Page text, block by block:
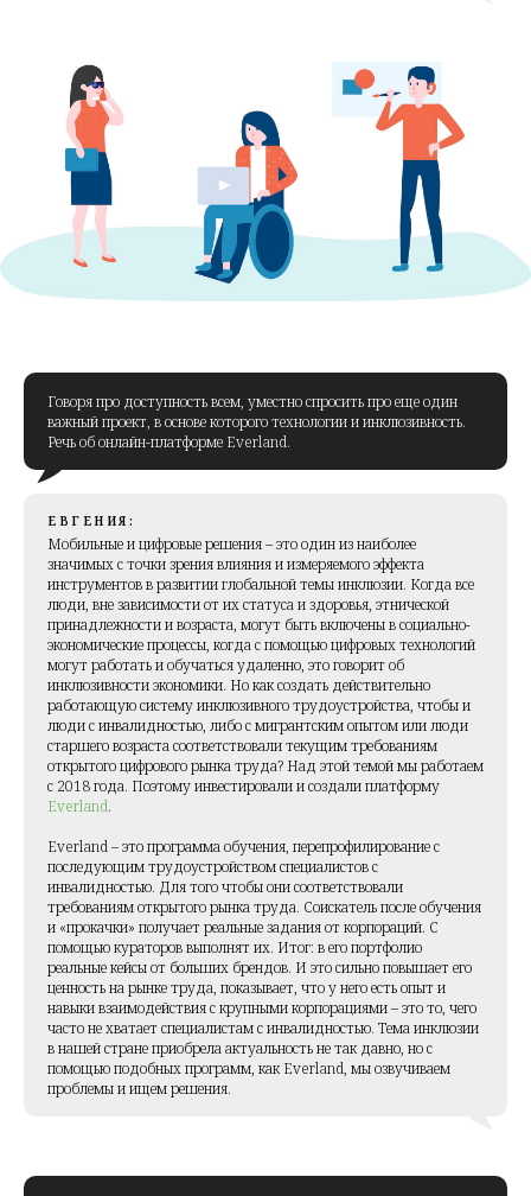
Говоря про доступность всем, уместно спросить про еще один
важный проект, в основе которого технологии и инклюзивность.
Речь об онлайн-платформе Everland.
ЕВГЕНИЯ:
Мобильные и цифровые решения – это один из наиболее
значимых с точки зрения влияния и измеряемого эффекта
инструментов в развитии глобальной темы инклюзии. Когда все
люди, вне зависимости от их статуса и здоровья, этнической
принадлежности и возраста, могут быть включены в социально-
экономические процессы, когда с помощью цифровых технологий
могут работать и обучаться удаленно, это говорит об
инклюзивности экономики. Но как создать действительно
работающую систему инклюзивного трудоустройства, чтобы и
люди с инвалидностью, либо с мигрантским опытом или люди
старшего возраста соответствовали текущим требованиям
открытого цифрового рынка труда? Над этой темой мы работаем
с 2018 года. Поэтому инвестировали и создали платформу
Everland.
Everland – это программа обучения, перепрофилирование с
последующим трудоустройством специалистов с
инвалидностью. Для того чтобы они соответствовали
требованиям открытого рынка труда. Соискатель после обучения
и «прокачки» получает реальные задания от корпораций. С
помощью кураторов выполнят их. Итог: в его портфолио
реальные кейсы от больших брендов. И это сильно повышает его
ценность на рынке труда, показывает, что у него есть опыт и
навыки взаимодействия с крупными корпорациями – это то, чего
часто не хватает специалистам с инвалидностью. Тема инклюзии
в нашей стране приобрела актуальность не так давно, но с
помощью подобных программ, как Everland, мы озвучиваем
проблемы и ищем решения.